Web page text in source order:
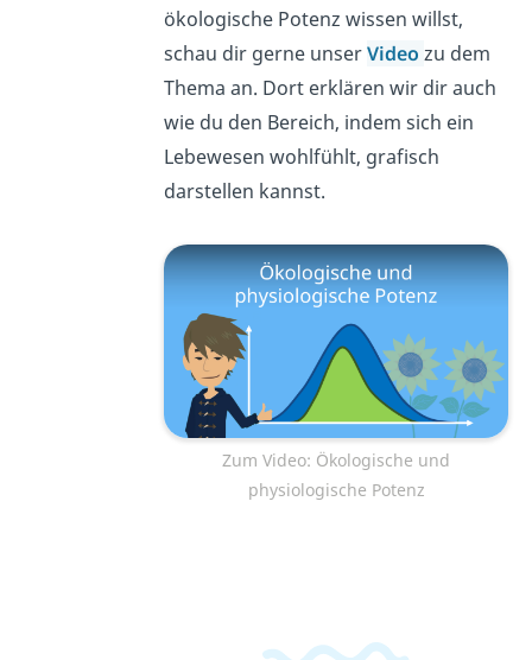
ökologische Potenz wissen willst,
schau dir gerne unserVideozu dem
Thema an. Dort erklären wir dir auch
wie du den Bereich, indem sich ein
Lebewesen wohlfühlt, grafisch
darstellen kannst.
Zum Video: Ökologische und
physiologische Potenz